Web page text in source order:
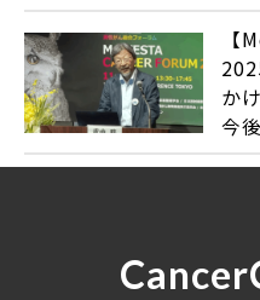
【
か
今